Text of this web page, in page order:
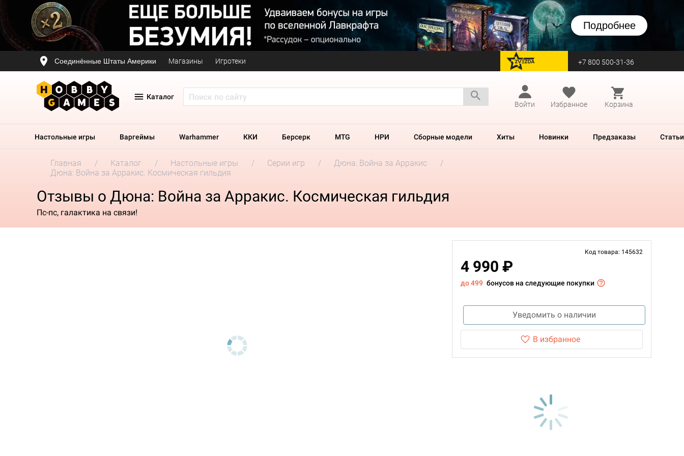
Подробнее
Соединённые Штаты Америки Магазины Игротеки перейти на Zvezda +7 800 500-31-36
Каталог
Войти
Избранное Корзина
Настольные игры Варгеймы Warhammer ККИ Берсерк MTG НРИ Сборные модели Хиты Новинки Предзаказы Статьи
Главная Каталог Настольные игры Серии игр
Дюна: Война за Арракис
Дюна: Война за Арракис. Космическая гильдия
Отзывы о Дюна: Война за Арракис. Космическая гильдия
Пс-пс, галактика на связи!
Код товара: 145632
4 990 ₽
до 499 бонусов на следующие покупки
Уведомить о наличии
В избранное